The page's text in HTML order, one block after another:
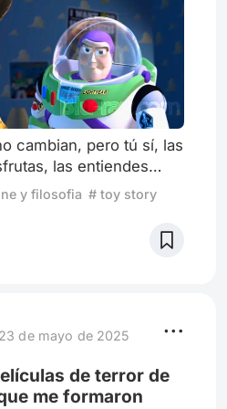
cambian, pero tú sí, las
las entiendes
las vuelves a
ya no estás mirando
la historia es la misma,
transformado, o
y filosofia # toy story
23 de mayo de 2025
de terror de
me formaron